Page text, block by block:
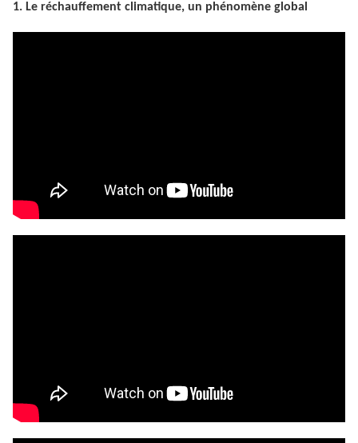
1. Le réchauffement climatique, un phénomène global